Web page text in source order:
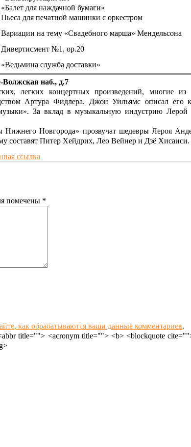
«Балет для наждачной бумаги»
Пьеса для печатной машинки с оркестром
Вариации на тему «Свадебного марша» Мендельсона
Дивертисмент №1, ор.20
«Ведьмина служба доставки»
наб., д.7
легких концертных произведений, многие
Артура Фидлера. Джон Уильямс описал его
За вклад в музыкальную индустрию
Нижнего Новгорода» прозвучат шедевры Лероя
составят Питер Хейдрих, Лео Вейнер и Дзё Хисаиси.
ссылка
помечены *
как обрабатываются ваши данные комментариев.
title=""> <acronym title=""> <b> <blockquote